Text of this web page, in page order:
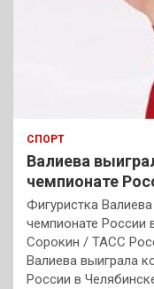
СПОРТ
Валиева
чемпионате
Фигуристка
чемпионате России
Сорокин / ТАСС
Валиева выиграла
России в